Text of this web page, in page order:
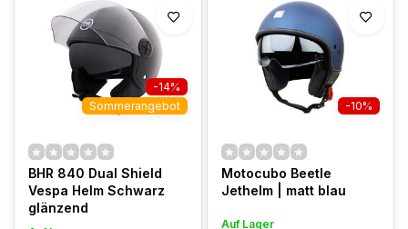
-14%
Sommerangebot
BHR 840 Dual Shield
Vespa Helm Schwarz
glänzend
-10%
Motocubo Beetle
Jethelm | matt blau
Auf Lager